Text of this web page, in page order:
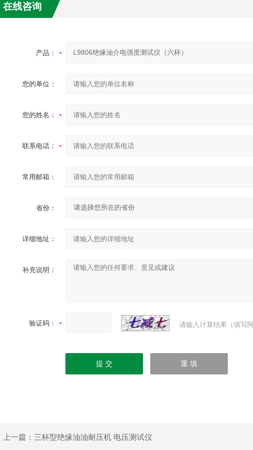
在线咨询
产品：
您的单位：
您的姓名：
联系电话：
常用邮箱：
省份：
详细地址：
补充说明：
验证码： 请输入计算结果（填写
上一篇： 三杯型绝缘油油耐压机 电压测试仪